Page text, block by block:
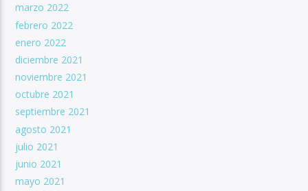
marzo 2022
febrero 2022
enero 2022
diciembre 2021
noviembre 2021
octubre 2021
septiembre 2021
agosto 2021
julio 2021
junio 2021
mayo 2021